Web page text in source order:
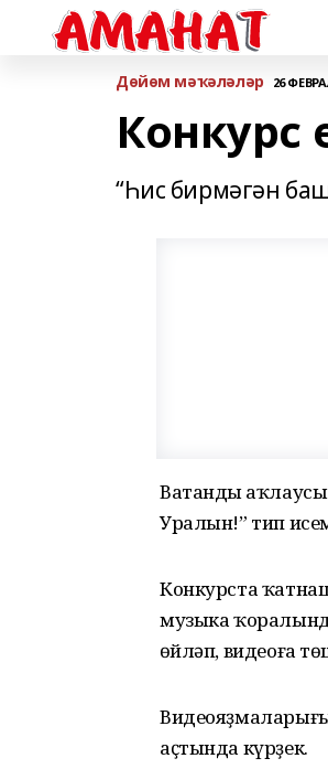
Дөйөм мәҡәләләр 26
Конкурс
“Һис бирмәгән
Ватанды
Уралын!” тип
Конкурста
музыка
һөйләп, видеоға
аҫтында күрҙек.